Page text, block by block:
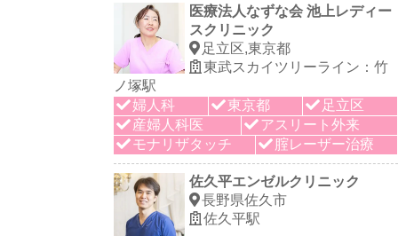
医療法人なずな会 池上レディー
スクリニック
足立区,東京都
東武スカイツリーライン：竹
ノ塚駅
婦人科
東京都
足立区
産婦人科医
アスリート外来
モナリザタッチ
腟レーザー治療
佐久平エンゼルクリニック
長野県佐久市
佐久平駅